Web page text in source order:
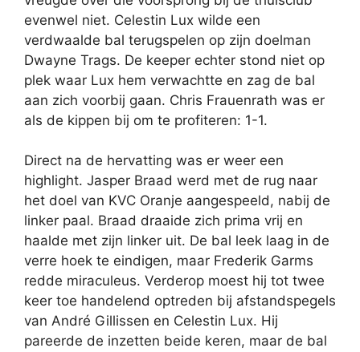
evenwel niet. Celestin Lux wilde een
verdwaalde bal terugspelen op zijn doelman
Dwayne Trags. De keeper echter stond niet op
plek waar Lux hem verwachtte en zag de bal
aan zich voorbij gaan. Chris Frauenrath was er
als de kippen bij om te profiteren: 1-1.
Direct na de hervatting was er weer een
highlight. Jasper Braad werd met de rug naar
het doel van KVC Oranje aangespeeld, nabij de
linker paal. Braad draaide zich prima vrij en
haalde met zijn linker uit. De bal leek laag in de
verre hoek te eindigen, maar Frederik Garms
redde miraculeus. Verderop moest hij tot twee
keer toe handelend optreden bij afstandspegels
van André Gillissen en Celestin Lux. Hij
pareerde de inzetten beide keren, maar de bal